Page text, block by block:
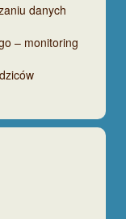
danych
– monitoring